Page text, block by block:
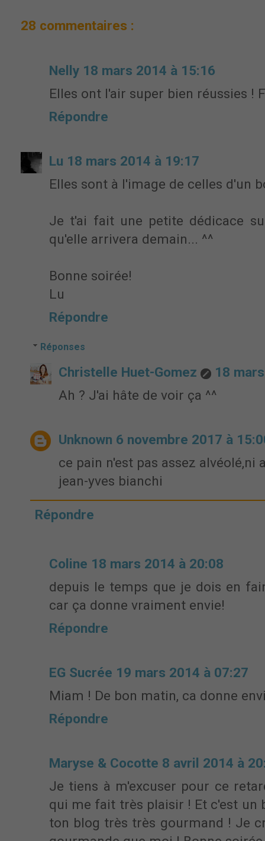
28 commentaires :
Nelly 18 mars 2014 à 15:16
Elles ont l'air super bien réussies !
Répondre
Lu 18 mars 2014 à 19:17
Elles sont à l'image de celles d'un
Je t'ai fait une petite dédicace
qu'elle arrivera demain... ^^
Bonne soirée!
Lu
Répondre
Réponses
Christelle Huet-Gomez
18
Ah ? J'ai hâte de voir ça ^^
Unknown 6 novembre 2017 à
ce pain n'est pas assez alvéolé,ni
jean-yves bianchi
Répondre
Coline 18 mars 2014 à 20:08
depuis le temps que je dois en
car ça donne vraiment envie!
Répondre
EG Sucrée 19 mars 2014 à 07:27
Miam ! De bon matin, ca donne
Répondre
Maryse & Cocotte 8 avril 2014 à
Je tiens à m'excuser pour ce
qui me fait très plaisir ! Et c'est un
ton blog très très gourmand ! Je